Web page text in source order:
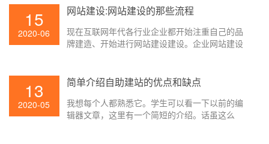
名注册需求留意什么呢？下面壹起航小编就带我
们看看个人网站域名怎么注册和个人网站域名注
册留意什么。
15
2020-06
网站建设:网站建设的那些流程
现在互联网年代各行业企业都开始注重自己的品
牌建造、开始进行网站建设建设。企业网站建设
传，还能拉近企业与用户之间的间隔。企业网站
能够给企业带来的优势咱们也是清楚明了的，那
么在网站建设有哪些过程流程，企业网站怎么制
造，壹起航为咱们解说网站建设的前期过程流
13
2020-05
简单介绍自助建站的优点和缺点
我想每个人都熟悉它。学生可以看一下以前的编
辑器文章，这里有一个简短的介绍。话虽这么